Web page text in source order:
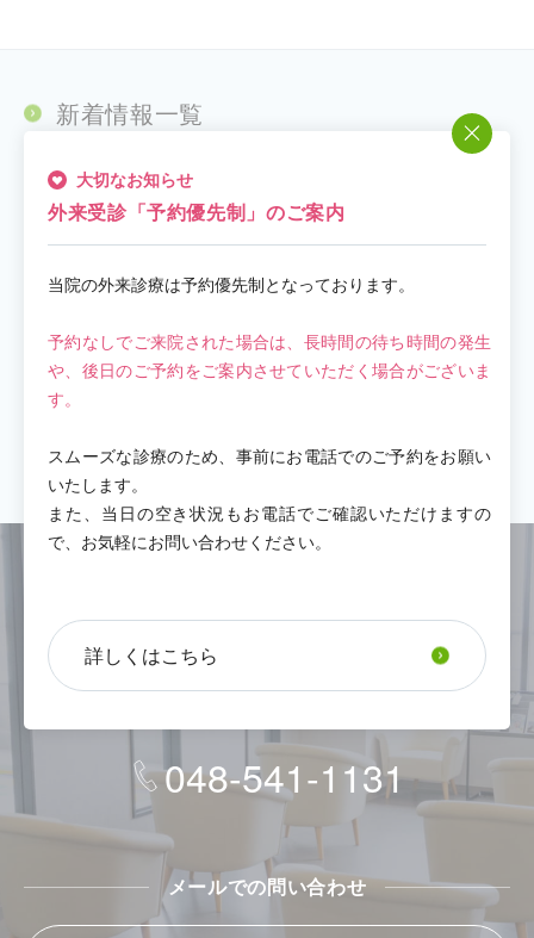
新着情報一覧
お知らせ（65）
休診情報（64）
新型コロナウイルス（15）
大切なお知らせ（20）
外来診療担当医表（62）
お問い合わせ・ご相談
048-541-1131
メールでの問い合わせ
大切なお知らせ
外来受診「予約優先制」のご案内
当院の外来診療は予約優先制となっております。
予約なしでご来院された場合は、長時間の待ち時間の発生
や、後日のご予約をご案内させていただく場合がございま
す。
スムーズな診療のため、事前にお電話でのご予約をお願い
いたします。
また、当日の空き状況もお電話でご確認いただけますの
で、お気軽にお問い合わせください。
詳しくはこちら